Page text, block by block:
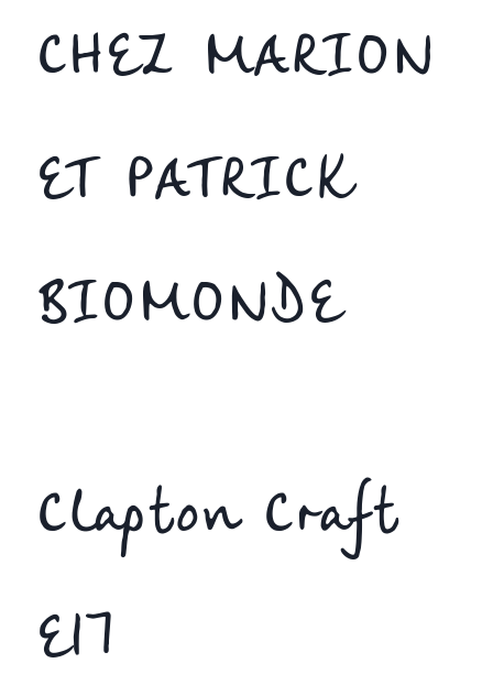
CHEZ MARION
ET PATRICK
BIOMONDE
Clapton Craft
E17